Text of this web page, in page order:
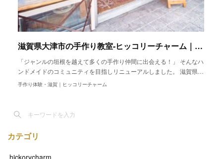
滋賀県大津市の手作り教室-ヒッコリーチャーム｜30種類の手作りレッスン
「ジャンルの垣根を越えて多くの手作り仲間に出会える！」 そんなハ
ンドメイドのコミュニティを目指しリニューアルしました。 滋賀県…
手作り体験・滋賀｜ヒッコリーチャーム
カテゴリ